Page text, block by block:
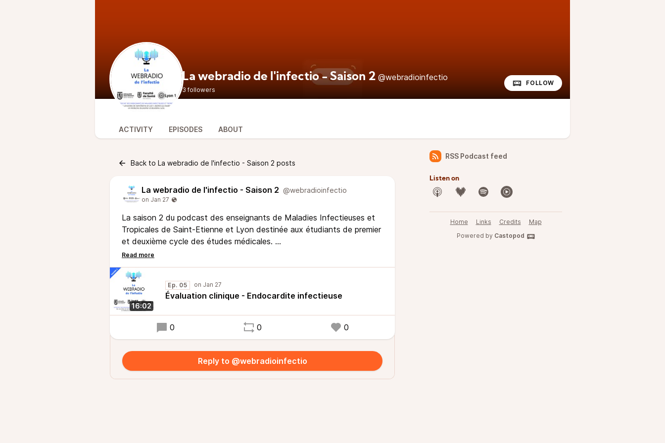
La webradio de l'infectio - Saison 2 @webradioinfectio
3 followers
FOLLOW
ACTIVITY EPISODES ABOUT
Back to La webradio de l'infectio - Saison 2 posts
La webradio de l'infectio - Saison 2 @webradioinfectio
La saison 2 du podcast des enseignants de Maladies Infectieuses et
Tropicales de Saint-Etienne et Lyon destinée aux étudiants de premier
et deuxième cycle des études médicales.
Ce podcast explore l’évaluation clinique du patient suspect
d’endocardite infectieuse.
Podcast librement inspiré du Pilly Etudiant, l'ouvrage de référence du
Collège des Enseignants de Maladies Infectieuses et Tropicales.
16:02
Ep. 05
Évaluation clinique - Endocardite infectieuse
0 0 0
Reply to @webradioinfectio
RSS Podcast feed
Listen on
Home Links Credits
Map
Powered by Castopod